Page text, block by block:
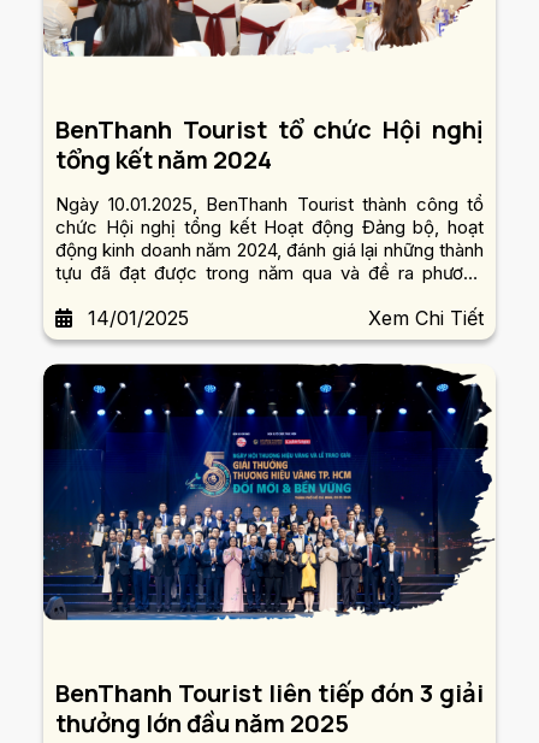
BenThanh Tourist tổ chức Hội nghị
tổng kết năm 2024
Ngày 10.01.2025, BenThanh Tourist thành công tổ
chức Hội nghị tổng kết Hoạt động Đảng bộ, hoạt
động kinh doanh năm 2024, đánh giá lại những thành
tựu đã đạt được trong năm qua và đề ra phương
14/01/2025 Xem Chi Tiết
BenThanh Tourist liên tiếp đón 3 giải
thưởng lớn đầu năm 2025